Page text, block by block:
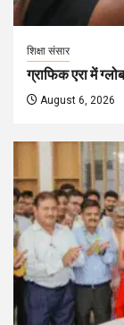
शिक्षा संसार
ग्राफिक एरा में
August 6, 2026